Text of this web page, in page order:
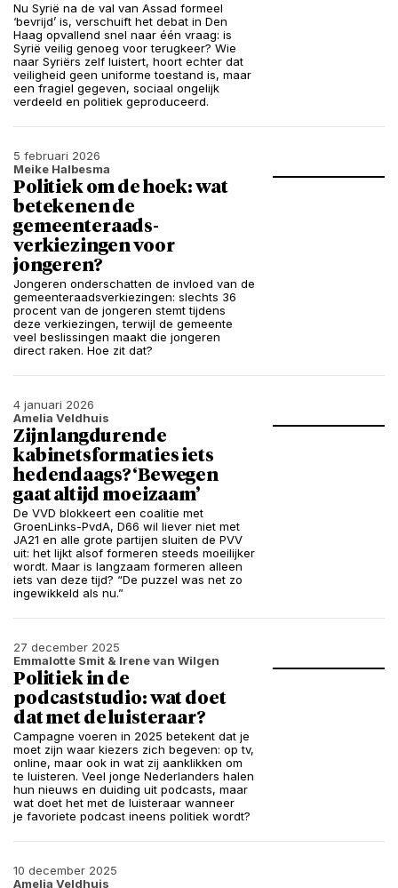
Nu Syrië na de val van Assad formeel
‘bevrijd’ is, verschuift het debat in Den
Haag opvallend snel naar één vraag: is
Syrië veilig genoeg voor terugkeer? Wie
naar Syriërs zelf luistert, hoort echter dat
veiligheid geen uniforme toestand is, maar
een fragiel gegeven, sociaal ongelijk
verdeeld en politiek geproduceerd.
5 februari 2026
Meike Halbesma
Politiek om de hoek: wat
betekenen de
gemeenteraads­
verkiezingen voor
jongeren?
Jongeren onderschatten de invloed van de
gemeenteraadsverkiezingen: slechts 36
procent van de jongeren stemt tijdens
deze verkiezingen, terwijl de gemeente
veel beslissingen maakt die jongeren
direct raken. Hoe zit dat?
4 januari 2026
Amelia Veldhuis
Zijn langdurende
kabinetsformaties iets
hedendaags? ‘Bewegen
gaat altijd moeizaam’
De VVD blokkeert een coalitie met
GroenLinks-PvdA, D66 wil liever niet met
JA21 en alle grote partijen sluiten de PVV
uit: het lijkt alsof formeren steeds moeilijker
wordt. Maar is langzaam formeren alleen
iets van deze tijd? “De puzzel was net zo
ingewikkeld als nu.”
27 december 2025
Emmalotte Smit & Irene van Wilgen
Politiek in de
podcaststudio: wat doet
dat met de luisteraar?
Campagne voeren in 2025 betekent dat je
moet zijn waar kiezers zich begeven: op tv,
online, maar ook in wat zij aanklikken om
te luisteren. Veel jonge Nederlanders halen
hun nieuws en duiding uit podcasts, maar
wat doet het met de luisteraar wanneer
je favoriete podcast ineens politiek wordt?
10 december 2025
Amelia Veldhuis